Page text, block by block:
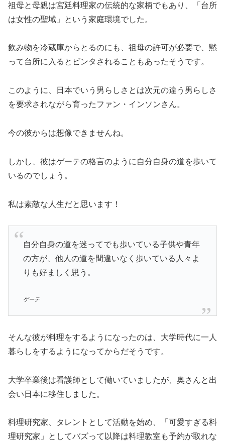
祖母と母親は宮廷料理家の伝統的な家柄でもあり、「台所
は女性の聖域」という家庭環境でした。
飲み物を冷蔵庫からとるのにも、祖母の許可が必要で、黙
って台所に入るとビンタされることもあったそうです。
このように、日本でいう男らしさとは次元の違う男らしさ
を要求されながら育ったファン・インソンさん。
今の彼からは想像できませんね。
しかし、彼はゲーテの格言のように自分自身の道を歩いて
いるのでしょう。
私は素敵な人生だと思います！
自分自身の道を迷ってでも歩いている子供や青年
の方が、他人の道を間違いなく歩いている人々よ
りも好ましく思う。
ゲーテ
そんな彼が料理をするようになったのは、大学時代に一人
暮らしをするようになってからだそうです。
大学卒業後は看護師として働いていましたが、奥さんと出
会い日本に移住しました。
料理研究家、タレントとして活動を始め、「可愛すぎる料
理研究家」としてバズって以降は料理教室も予約が取れな